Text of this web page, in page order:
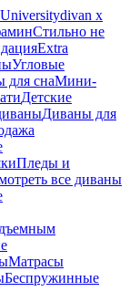
divan х
Стильно не
Extra
Угловые
для снаМини-
Детские
Диваны для
Пледы и
все диваны
Матрасы
Беспружинные